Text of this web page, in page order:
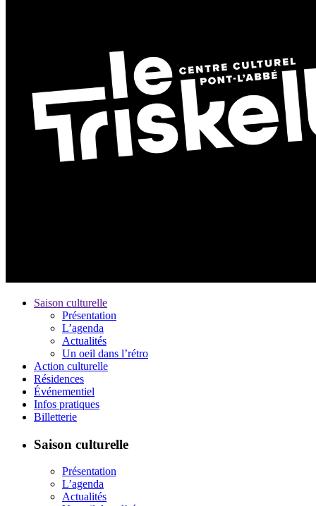
Saison culturelle
Présentation
L’agenda
Actualités
Un oeil dans l’rétro
Action culturelle
Résidences
Événementiel
Infos pratiques
Billetterie
Saison culturelle
Présentation
L’agenda
Actualités